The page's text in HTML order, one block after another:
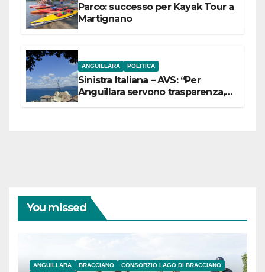
Parco: successo per Kayak Tour a
Martignano
ANGUILLARA POLITICA
Sinistra Italiana – AVS: “Per
Anguillara servono trasparenza,
You missed
ANGUILLARA BRACCIANO
CONSORZIO LAGO DI BRACCIANO